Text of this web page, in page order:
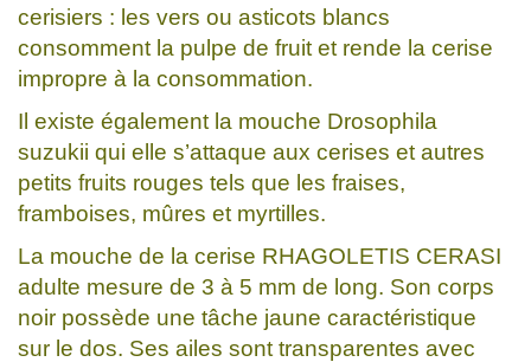
cerisiers : les vers ou asticots blancs
consomment la pulpe de fruit et rende la cerise
impropre à la consommation.
Il existe également la mouche Drosophila
suzukii qui elle s’attaque aux cerises et autres
petits fruits rouges tels que les fraises,
framboises, mûres et myrtilles.
La mouche de la cerise RHAGOLETIS CERASI
adulte mesure de 3 à 5 mm de long. Son corps
noir possède une tâche jaune caractéristique
sur le dos. Ses ailes sont transparentes avec